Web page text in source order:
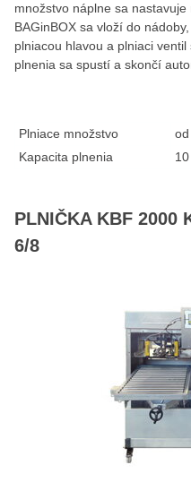
množstvo náplne sa
BAGinBOX sa vloží do
plniacou hlavou a plniaci
plnenia sa spustí a skončí
Plniace množstvo
Kapacita plnenia
PLNIČKA KBF 2000
6/8